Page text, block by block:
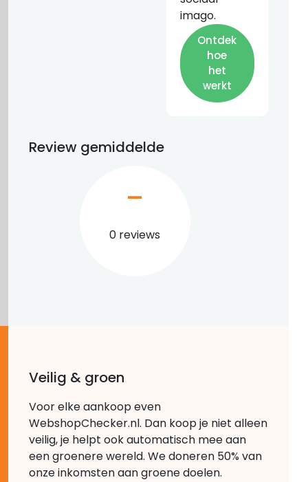
imago.
Ontdek
hoe
het
werkt
Review gemiddelde
0 reviews
–
Veilig & groen
Voor elke aankoop even
WebshopChecker.nl. Dan koop je niet alleen
veilig, je helpt ook automatisch mee aan
een groenere wereld. We doneren 50% van
onze inkomsten aan groene doelen.